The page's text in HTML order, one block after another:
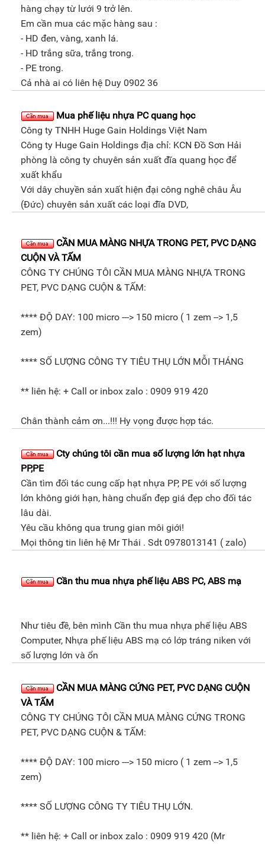
hàng chạy từ lưới 9 trở lên.
Em cần mua các mặc hàng sau :
- HD đen, vàng, xanh lá.
- HD trắng sữa, trắng trong.
- PE trong.
Cả nhà ai có liên hệ Duy 0902 36
Mua phế liệu nhựa PC quang học
Công ty TNHH Huge Gain Holdings Việt Nam
Công ty Huge Gain Holdings địa chỉ: KCN Đồ Sơn Hải
phòng là công ty chuyên sản xuất đĩa quang học để
xuất khẩu
Với dây chuyền sản xuất hiện đại công nghê châu Âu
(Đức) chuyên sản xuất các loại đĩa DVD,
CẦN MUA MÀNG NHỰA TRONG PET, PVC DẠNG
CUỘN VÀ TẤM
CÔNG TY CHÚNG TÔI CẦN MUA MÀNG NHỰA TRONG
PET, PVC DẠNG CUỘN & TẤM:
**** ĐỘ DAY: 100 micro ---> 150 micro ( 1 zem --> 1,5
zem)
**** SỐ LƯỢNG CÔNG TY TIÊU THỤ LỚN MỖI THÁNG
** liên hệ: + Call or inbox zalo : 0909 919 420
Chân thành cảm ơn...!!! Hy vọng được hợp tác.
Cty chúng tôi cần mua số lượng lớn hạt nhựa
PP,PE
Cần tìm đối tác cung cấp hạt nhựa PP, PE với số lượng
lớn không giới hạn, hàng chuẩn đẹp giá đẹp cho đối tác
lâu dài.
Yêu cầu không qua trung gian môi giới!
Mọi thông tin liên hệ Mr Thái . Sdt 0978013141 ( zalo)
Cần thu mua nhựa phế liệu ABS PC, ABS mạ
Như tiêu đề, bên mình Cần thu mua nhựa phế liệu ABS
Computer, Nhựa phế liệu ABS mạ có lớp tráng niken với
số lượng lớn và ổn
CẦN MUA MÀNG CỨNG PET, PVC DẠNG CUỘN
VÀ TẤM
CÔNG TY CHÚNG TÔI CẦN MUA MÀNG CỨNG TRONG
PET, PVC DẠNG CUỘN & TẤM:
**** ĐỘ DAY: 100 micro ---> 150 micro ( 1 zem --> 1,5
zem)
**** SỐ LƯỢNG CÔNG TY TIÊU THỤ LỚN.
** liên hệ: + Call or inbox zalo : 0909 919 420 (Mr